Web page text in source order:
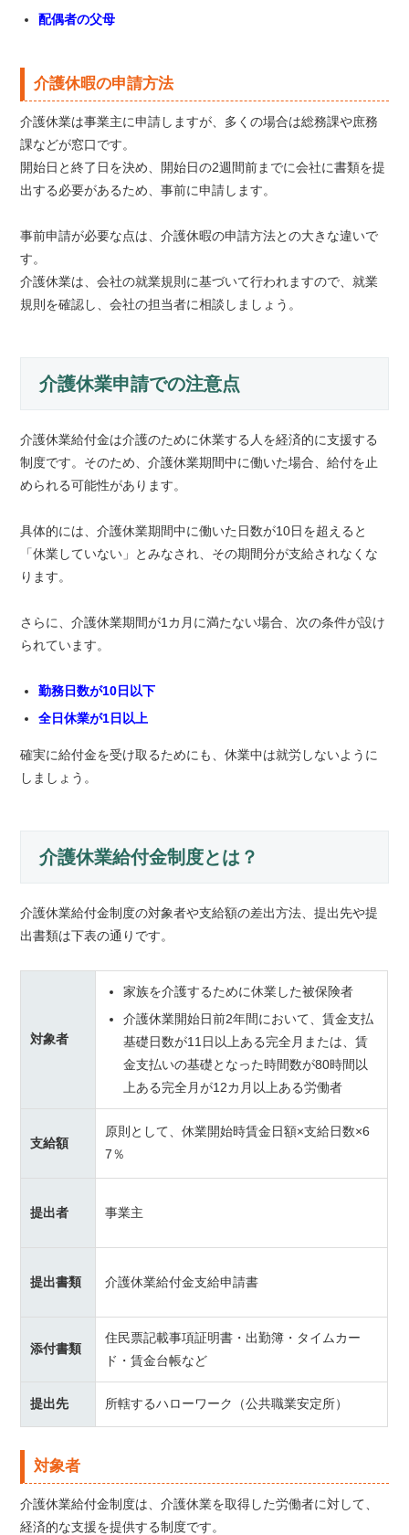
配偶者の父母
介護休暇の申請方法
介護休業は事業主に申請しますが、多くの場合は総務課や庶務
課などが窓口です。
開始日と終了日を決め、開始日の2週間前までに会社に書類を提
出する必要があるため、事前に申請します。
事前申請が必要な点は、介護休暇の申請方法との大きな違いで
す。
介護休業は、会社の就業規則に基づいて行われますので、就業
規則を確認し、会社の担当者に相談しましょう。
介護休業申請での注意点
介護休業給付金は介護のために休業する人を経済的に支援する
制度です。そのため、介護休業期間中に働いた場合、給付を止
められる可能性があります。
具体的には、介護休業期間中に働いた日数が10日を超えると
「休業していない」とみなされ、その期間分が支給されなくな
ります。
さらに、介護休業期間が1カ月に満たない場合、次の条件が設け
られています。
勤務日数が10日以下
全日休業が1日以上
確実に給付金を受け取るためにも、休業中は就労しないように
しましょう。
介護休業給付金制度とは？
介護休業給付金制度の対象者や支給額の差出方法、提出先や提
出書類は下表の通りです。
対象者
家族を介護するために休業した被保険者
介護休業開始日前2年間において、賃金支払
基礎日数が11日以上ある完全月または、賃
金支払いの基礎となった時間数が80時間以
上ある完全月が12カ月以上ある労働者
支給額
原則として、休業開始時賃金日額×支給日数×6
7％
提出者 事業主
提出書類 介護休業給付金支給申請書
添付書類
住民票記載事項証明書・出勤簿・タイムカー
ド・賃金台帳など
提出先 所轄するハローワーク（公共職業安定所）
対象者
介護休業給付金制度は、介護休業を取得した労働者に対して、
経済的な支援を提供する制度です。